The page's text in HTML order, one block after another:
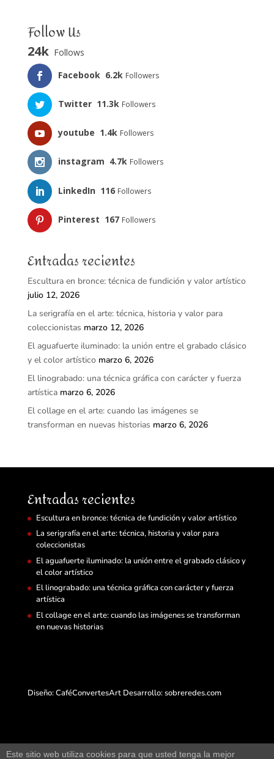
Follow Us
24k Follows
Facebook 6.2k Followers
Twitter 11.3k Followers
youtube 1.4k Followers
instagram 4.7k Followers
LinkedIn 116 Followers
Pinterest 167 Followers
Entradas recientes
Escultura en bronce: técnica de fundición y valor artístico
julio 12, 2026
La serigrafía en el arte: técnica, historia y valor para
coleccionistas marzo 12, 2026
El aguafuerte iluminado: la unión entre el grabado clásico
y el color artístico marzo 6, 2026
El linograbado: una técnica gráfica con carácter y fuerza
artística marzo 6, 2026
El collage en el arte: cuando las imágenes se
transforman en nuevas historias marzo 6, 2026
Entradas recientes
Escultura en bronce: técnica de fundición y valor artístico
La serigrafía en el arte: técnica, historia y valor para
coleccionistas
El aguafuerte iluminado: la unión entre el grabado clásico y
el color artístico
El linograbado: una técnica gráfica con carácter y fuerza
artística
El collage en el arte: cuando las imágenes se transforman
en nuevas historias
Diseño: CaféConvertesArt Desarrollo:sobreredes.com
Este sitio web utiliza cookies para que usted tenga la mejor